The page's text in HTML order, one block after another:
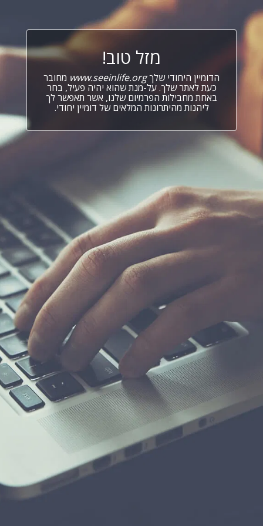
מזל טוב!
הדומיין היחודי שלךwww.seeinlife.org מחובר
כעת לאתר שלך. על-מנת שהוא יהיה פעיל, בחר
באחת מחבילות הפרמיום שלנו, אשר תאפשר לך
ליהנות מהיתרונות המלאים של דומיין יחודי.